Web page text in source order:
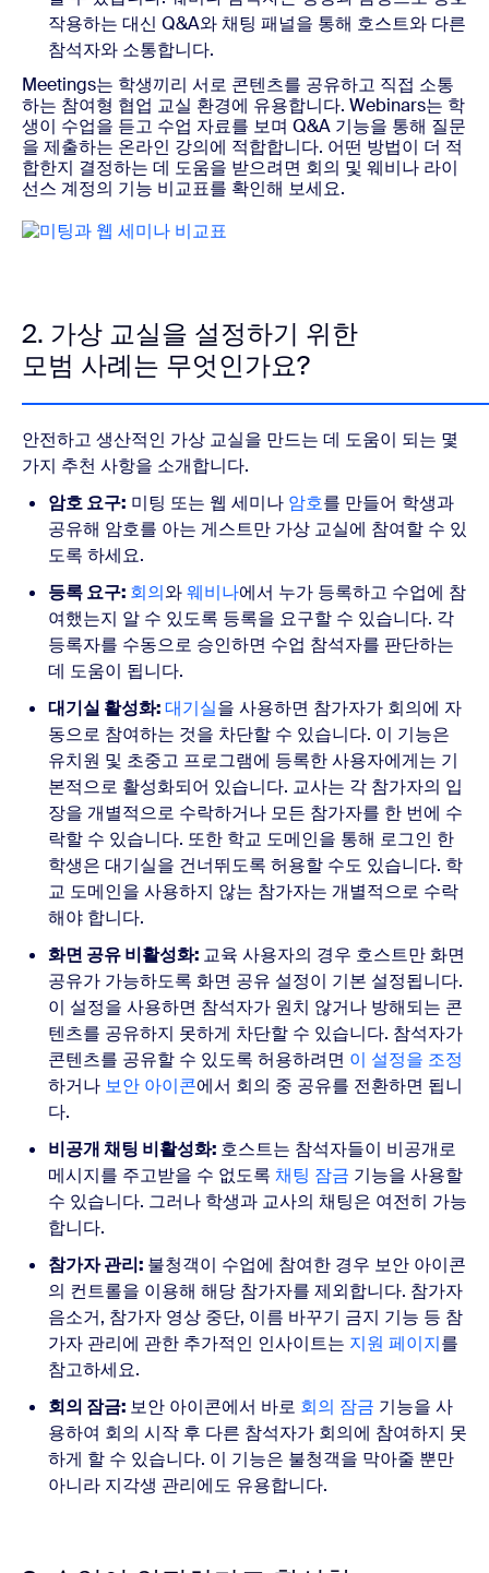
작용하는 대신 Q&A와 채팅 패널을 통해 호스트와 다른
참석자와 소통합니다.
Meetings는 학생끼리 서로 콘텐츠를 공유하고 직접 소통
하는 참여형 협업 교실 환경에 유용합니다. Webinars는 학
생이 수업을 듣고 수업 자료를 보며 Q&A 기능을 통해 질문
을 제출하는 온라인 강의에 적합합니다. 어떤 방법이 더 적
합한지 결정하는 데 도움을 받으려면 회의 및 웨비나 라이
선스 계정의 기능 비교표를 확인해 보세요.
2. 가상 교실을 설정하기 위한
모범 사례는 무엇인가요?
안전하고 생산적인 가상 교실을 만드는 데 도움이 되는 몇
가지 추천 사항을 소개합니다.
암호 요구: 미팅 또는 웹 세미나 암호를 만들어 학생과
공유해 암호를 아는 게스트만 가상 교실에 참여할 수 있
도록 하세요.
등록 요구: 회의와웨비나에서 누가 등록하고 수업에 참
여했는지 알 수 있도록 등록을 요구할 수 있습니다. 각
등록자를 수동으로 승인하면 수업 참석자를 판단하는
데 도움이 됩니다.
대기실 활성화:대기실을 사용하면 참가자가 회의에 자
동으로 참여하는 것을 차단할 수 있습니다. 이 기능은
유치원 및 초중고 프로그램에 등록한 사용자에게는 기
본적으로 활성화되어 있습니다. 교사는 각 참가자의 입
장을 개별적으로 수락하거나 모든 참가자를 한 번에 수
락할 수 있습니다. 또한 학교 도메인을 통해 로그인 한
학생은 대기실을 건너뛰도록 허용할 수도 있습니다. 학
교 도메인을 사용하지 않는 참가자는 개별적으로 수락
해야 합니다.
화면 공유 비활성화: 교육 사용자의 경우 호스트만 화면
공유가 가능하도록 화면 공유 설정이 기본 설정됩니다.
이 설정을 사용하면 참석자가 원치 않거나 방해되는 콘
텐츠를 공유하지 못하게 차단할 수 있습니다. 참석자가
콘텐츠를 공유할 수 있도록 허용하려면 이 설정을 조정
하거나 보안 아이콘에서 회의 중 공유를 전환하면 됩니
다.
비공개 채팅 비활성화: 호스트는 참석자들이 비공개로
메시지를 주고받을 수 없도록 채팅 잠금 기능을 사용할
수 있습니다. 그러나 학생과 교사의 채팅은 여전히 가능
합니다.
참가자 관리: 불청객이 수업에 참여한 경우 보안 아이콘
의 컨트롤을 이용해 해당 참가자를 제외합니다. 참가자
음소거, 참가자 영상 중단, 이름 바꾸기 금지 기능 등 참
가자 관리에 관한 추가적인 인사이트는 지원 페이지를
참고하세요.
회의 잠금: 보안 아이콘에서 바로 회의 잠금 기능을 사
용하여 회의 시작 후 다른 참석자가 회의에 참여하지 못
하게 할 수 있습니다. 이 기능은 불청객을 막아줄 뿐만
아니라 지각생 관리에도 유용합니다.